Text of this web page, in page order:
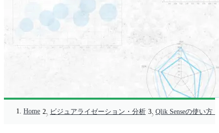
Home ビジュアライゼーション・分析 Qlik Senseの使い方